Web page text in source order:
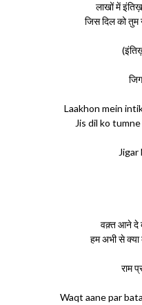
लाखों में
जिस दिल को तुम
Laakhon mein
Jis dil ko
Jigar
वक़्त आने दे
हम अभी से क्या
राम
Waqt aane par